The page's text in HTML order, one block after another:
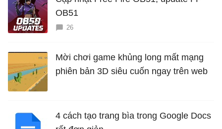
OB51
26
Mời chơi game khủng long mất mạng
phiên bản 3D siêu cuốn ngay trên web
4 cách tạo trang bìa trong Google Docs